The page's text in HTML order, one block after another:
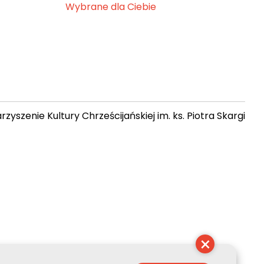
Wybrane dla Ciebie
Kultury Chrześcijańskiej im. ks. Piotra Skargi
×